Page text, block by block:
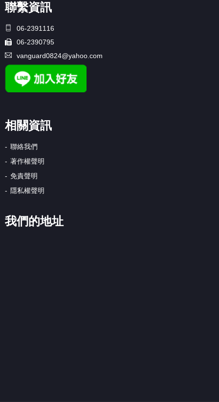
聯繫資訊
06-2391116
06-2390795
vanguard0824@yahoo.com
相關資訊
聯絡我們
著作權聲明
免責聲明
隱私權聲明
我們的地址